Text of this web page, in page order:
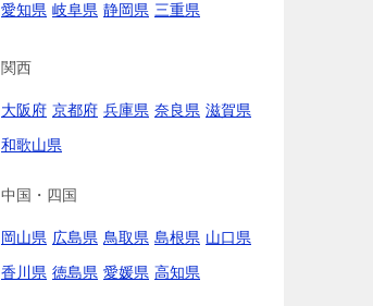
愛知県 岐阜県 静岡県 三重県
関西
大阪府 京都府 兵庫県 奈良県 滋賀県
和歌山県
中国・四国
岡山県 広島県 鳥取県 島根県 山口県
香川県 徳島県 愛媛県 高知県